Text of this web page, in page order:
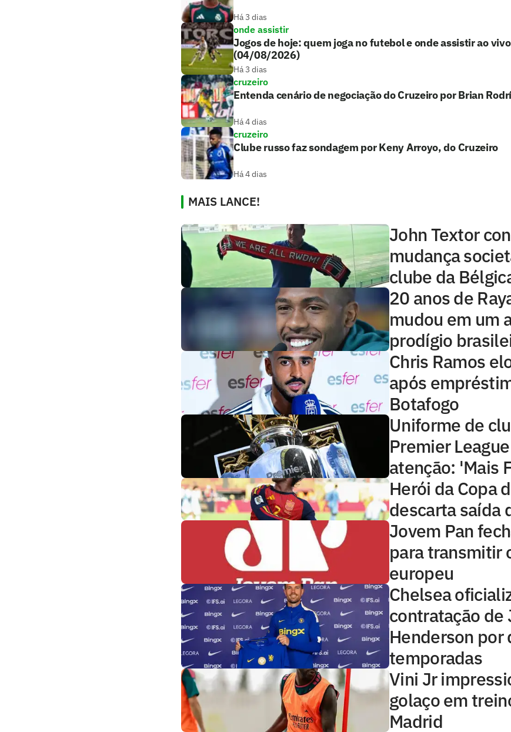
Há 3 dias
onde assistir
Jogos de hoje: quem joga no futebol e onde assistir ao
(04/08/2026)
Há 3 dias
cruzeiro
Entenda cenário de negociação do Cruzeiro por Brian
Há 4 dias
cruzeiro
Clube russo faz sondagem por Keny Arroyo, do Cruzeiro
Há 4 dias
MAIS LANCE!
John Textor
mudança
clube da
20 anos de
mudou em um
prodígio
Chris Ramos
após
Botafogo
Uniforme de
Premier
atenção: 'Mais
Herói da Copa
descarta saída
Jovem Pan
para transmitir
europeu
Chelsea
contratação de
Henderson por
temporadas
Vini Jr
golaço em
Madrid